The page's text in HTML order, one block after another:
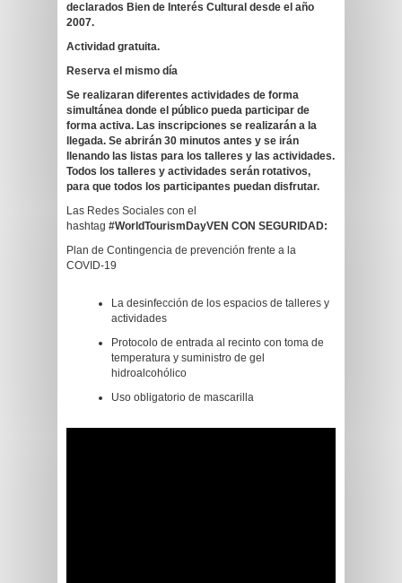
declarados Bien de Interés Cultural desde el año
2007.
Actividad gratuita.
Reserva el mismo día
Se realizaran diferentes actividades de forma
simultánea donde el público pueda participar de
forma activa. Las inscripciones se realizarán a la
llegada. Se abrirán 30 minutos antes y se irán
llenando las listas para los talleres y las actividades.
Todos los talleres y actividades serán rotativos,
para que todos los participantes puedan disfrutar.
Las Redes Sociales con el
hashtag #WorldTourismDayVEN CON SEGURIDAD:
Plan de Contingencia de prevención frente a la
COVID-19
La desinfección de los espacios de talleres y
actividades
Protocolo de entrada al recinto con toma de
temperatura y suministro de gel
hidroalcohólico
Uso obligatorio de mascarilla